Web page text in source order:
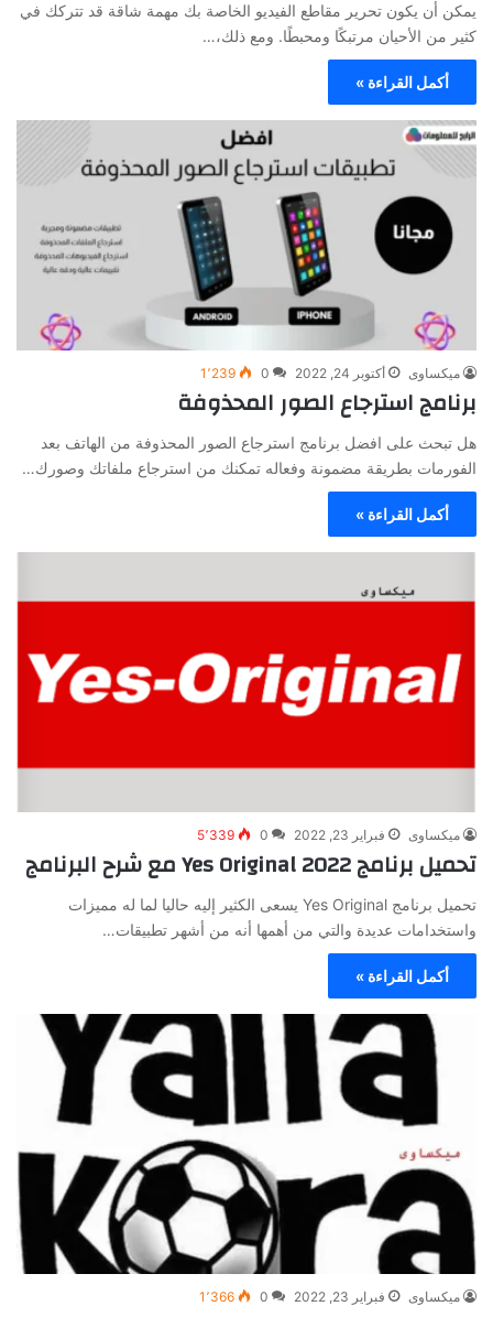
يمكن أن يكون تحرير مقاطع الفيديو الخاصة بك مهمة شاقة قد تتركك في
كثير من الأحيان مرتبكًا ومحبطًا. ومع ذلك،…
أكمل القراءة »
ميكساوى أكتوبر 24, 2022 0 1٬239
برنامج استرجاع الصور المحذوفة
هل تبحث على افضل برنامج استرجاع الصور المحذوفة من الهاتف بعد
الفورمات بطريقة مضمونة وفعاله تمكنك من استرجاع ملفاتك وصورك…
أكمل القراءة »
ميكساوى فبراير 23, 2022 0 5٬339
تحميل برنامج Yes Original 2022 مع شرح البرنامج
تحميل برنامج Yes Original يسعى الكثير إليه حاليا لما له مميزات
واستخدامات عديدة والتي من أهمها أنه من أشهر تطبيقات…
أكمل القراءة »
ميكساوى فبراير 23, 2022 0 1٬366